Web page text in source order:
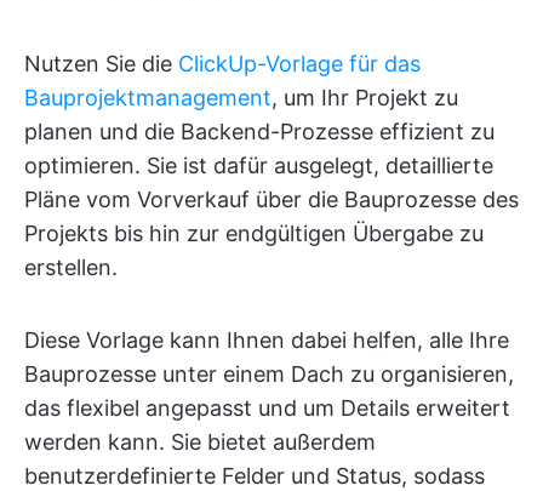
Nutzen Sie die ClickUp-Vorlage für das
Bauprojektmanagement, um Ihr Projekt zu
planen und die Backend-Prozesse effizient zu
optimieren. Sie ist dafür ausgelegt, detaillierte
Pläne vom Vorverkauf über die Bauprozesse des
Projekts bis hin zur endgültigen Übergabe zu
erstellen.
Diese Vorlage kann Ihnen dabei helfen, alle Ihre
Bauprozesse unter einem Dach zu organisieren,
das flexibel angepasst und um Details erweitert
werden kann. Sie bietet außerdem
benutzerdefinierte Felder und Status, sodass